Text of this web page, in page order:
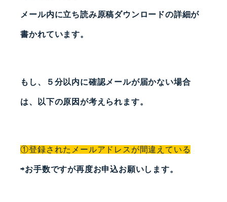
メール内に立ち読み原稿ダウンロードの詳細が
書かれています。
もし、５分以内に確認メールが届かない場合
は、以下の原因が考えられます。
①登録されたメールアドレスが間違えている
⇨お手数ですが再度お申込お願いします。